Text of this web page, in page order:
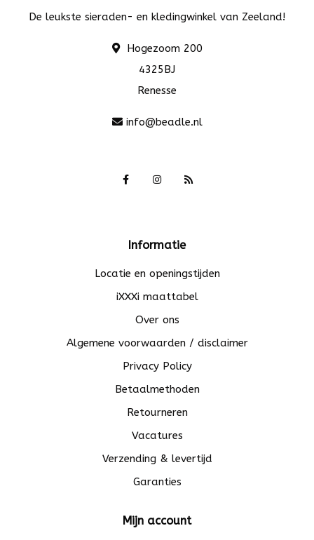
De leukste sieraden- en kledingwinkel van Zeeland!
Hogezoom 200
4325BJ
Renesse
info@beadle.nl
Informatie
Locatie en openingstijden
iXXXi maattabel
Over ons
Algemene voorwaarden / disclaimer
Privacy Policy
Betaalmethoden
Retourneren
Vacatures
Verzending & levertijd
Garanties
Mijn account